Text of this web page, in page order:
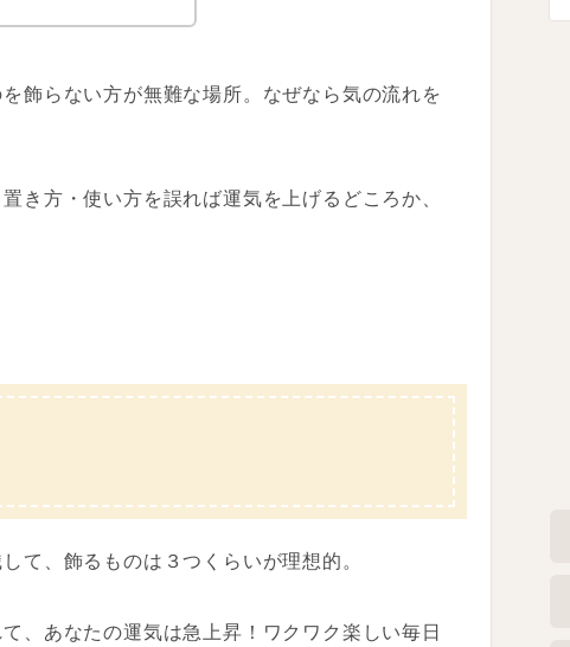
飾らない方が無難な場所。なぜなら気の流れを
き方・使い方を誤れば運気を上げるどころか、
て、飾るものは３つくらいが理想的。
、あなたの運気は急上昇！ワクワク楽しい毎日